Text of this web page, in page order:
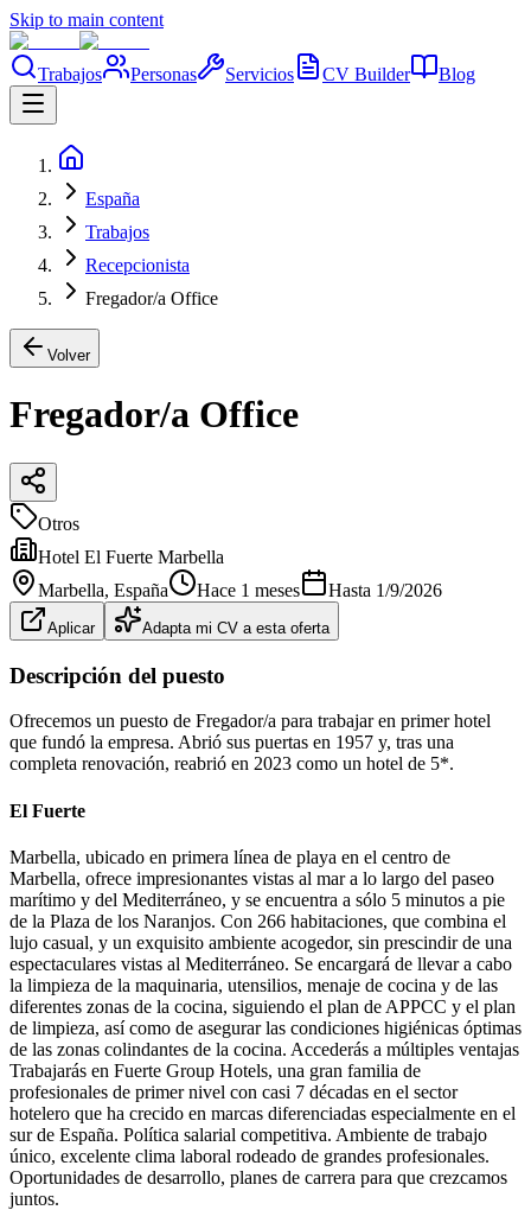
Skip to main content
Trabajos Personas Servicios CV Builder Blog
España
Trabajos
Recepcionista
Fregador/a Office
Volver
Fregador/a Office
Otros
Hotel El Fuerte Marbella
Marbella, España Hace 1 meses Hasta 1/9/2026
Aplicar Adapta mi CV a esta oferta
Descripción del puesto
Ofrecemos un puesto de Fregador/a para trabajar en primer hotel
que fundó la empresa. Abrió sus puertas en 1957 y, tras una
completa renovación, reabrió en 2023 como un hotel de 5*.
El Fuerte
Marbella, ubicado en primera línea de playa en el centro de
Marbella, ofrece impresionantes vistas al mar a lo largo del paseo
marítimo y del Mediterráneo, y se encuentra a sólo 5 minutos a pie
de la Plaza de los Naranjos. Con 266 habitaciones, que combina el
lujo casual, y un exquisito ambiente acogedor, sin prescindir de una
espectaculares vistas al Mediterráneo. Se encargará de llevar a cabo
la limpieza de la maquinaria, utensilios, menaje de cocina y de las
diferentes zonas de la cocina, siguiendo el plan de APPCC y el plan
de limpieza, así como de asegurar las condiciones higiénicas óptimas
de las zonas colindantes de la cocina. Accederás a múltiples ventajas
Trabajarás en Fuerte Group Hotels, una gran familia de
profesionales de primer nivel con casi 7 décadas en el sector
hotelero que ha crecido en marcas diferenciadas especialmente en el
sur de España. Política salarial competitiva. Ambiente de trabajo
único, excelente clima laboral rodeado de grandes profesionales.
Oportunidades de desarrollo, planes de carrera para que crezcamos
juntos.